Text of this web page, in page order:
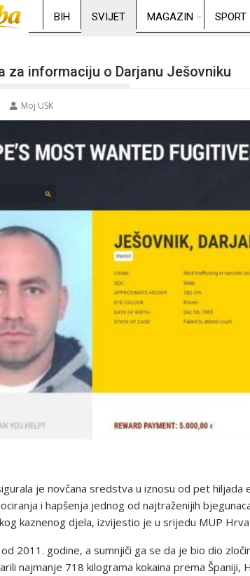
BIH SVIJET MAGAZIN SPORT
za informaciju o Darjanu Ješovniku
Moj USK
je novčana sredstva u iznosu od pet hiljada
i hapšenja jednog od najtraženijih
kaznenog djela, izvijestio je u srijedu MUP
2011. godine, a sumnjiči ga se da je bio dio
najmanje 718 kilograma kokaina prema Španiji,